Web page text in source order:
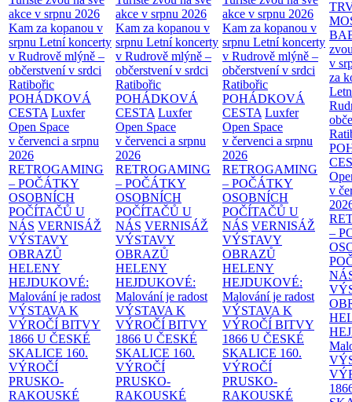
akce v srpnu 2026
Kam za kopanou v
srpnu Letní koncerty
v Rudrově mlýně –
občerstvení v srdci
Ratibořic
POHÁDKOVÁ
CESTA Luxfer
Open Space
v červenci a srpnu
2026
RETROGAMING
– POČÁTKY
OSOBNÍCH
POČÍTAČŮ U
NÁS VERNISÁŽ
VÝSTAVY
OBRAZŮ
HELENY
HEJDUKOVÉ:
Malování je radost
VÝSTAVA K
VÝROČÍ BITVY
1866 U ČESKÉ
SKALICE 160.
VÝROČÍ
PRUSKO-
RAKOUSKÉ
akce v srpnu 2026
Kam za kopanou v
srpnu Letní koncerty
v Rudrově mlýně –
občerstvení v srdci
Ratibořic
POHÁDKOVÁ
CESTA Luxfer
Open Space
v červenci a srpnu
2026
RETROGAMING
– POČÁTKY
OSOBNÍCH
POČÍTAČŮ U
NÁS VERNISÁŽ
VÝSTAVY
OBRAZŮ
HELENY
HEJDUKOVÉ:
Malování je radost
VÝSTAVA K
VÝROČÍ BITVY
1866 U ČESKÉ
SKALICE 160.
VÝROČÍ
PRUSKO-
RAKOUSKÉ
akce v srpnu 2026
Kam za kopanou v
srpnu Letní koncerty
v Rudrově mlýně –
občerstvení v srdci
Ratibořic
POHÁDKOVÁ
CESTA Luxfer
Open Space
v červenci a srpnu
2026
RETROGAMING
– POČÁTKY
OSOBNÍCH
POČÍTAČŮ U
NÁS VERNISÁŽ
VÝSTAVY
OBRAZŮ
HELENY
HEJDUKOVÉ:
Malování je radost
VÝSTAVA K
VÝROČÍ BITVY
1866 U ČESKÉ
SKALICE 160.
VÝROČÍ
PRUSKO-
RAKOUSKÉ
v
za
v
–